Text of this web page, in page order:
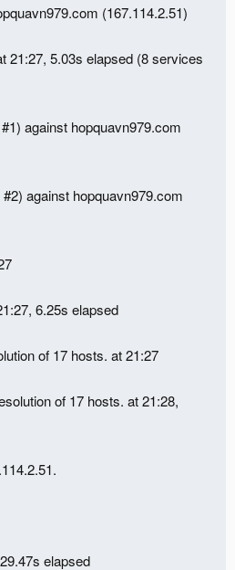
(167.114.2.51)
21:27, 5.03s elapsed (8 services
against hopquavn979.com
against hopquavn979.com
6.25s elapsed
of 17 hosts. at 21:27
of 17 hosts. at 21:28,
elapsed